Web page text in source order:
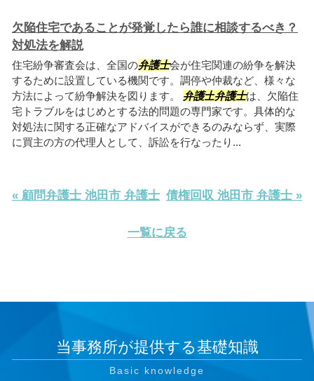
欠陥住宅であることが発覚したら誰に相談するべき？
対処法を解説
住宅紛争審査会は、全国の弁護士会が住宅関連の紛争を解決
するために設置している機関です。調停や仲裁など、様々な
方法によって紛争解決を図ります。 弁護士弁護士は、欠陥住
宅トラブルをはじめとする法的問題の専門家です。具体的な
対処法に関する正確なアドバイスができるのみならず、実際
に買主の方の代理人として、訴訟を行なったり...
« 顧問弁護士 池田市 弁護士 債権回収 池田市 弁護士 »
一覧に戻る
当事務所が提供する基礎知識